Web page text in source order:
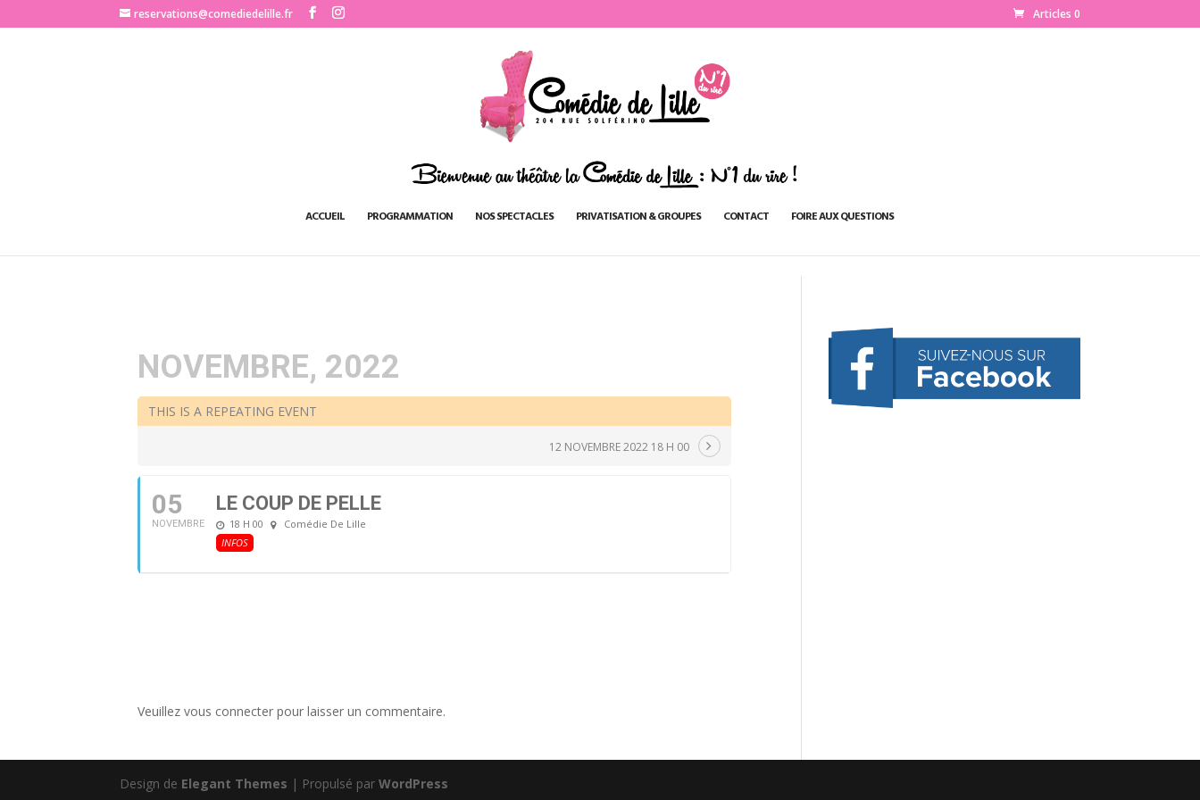
http://www.comediedelille.frreservations@comediedelille.fr Articles 0
ACCUEIL PROGRAMMATION NOS SPECTACLES PRIVATISATION & GROUPES CONTACT FOIRE AUX QUESTIONS
NOVEMBRE, 2022
THIS IS A REPEATING EVENT
12 NOVEMBRE 2022 18 H 00
05
NOVEMBRE
LE COUP DE PELLE
18 H 00
Comédie De Lille
INFOS
Veuillez vous connecter pour laisser un commentaire.
Design de Elegant Themes | Propulsé parWordPress